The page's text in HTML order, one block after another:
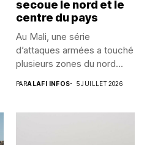
secoue le nord et le
centre du pays
Au Mali, une série
d’attaques armées a touché
plusieurs zones du nord...
PARALAFI INFOS 5 JUILLET 2026